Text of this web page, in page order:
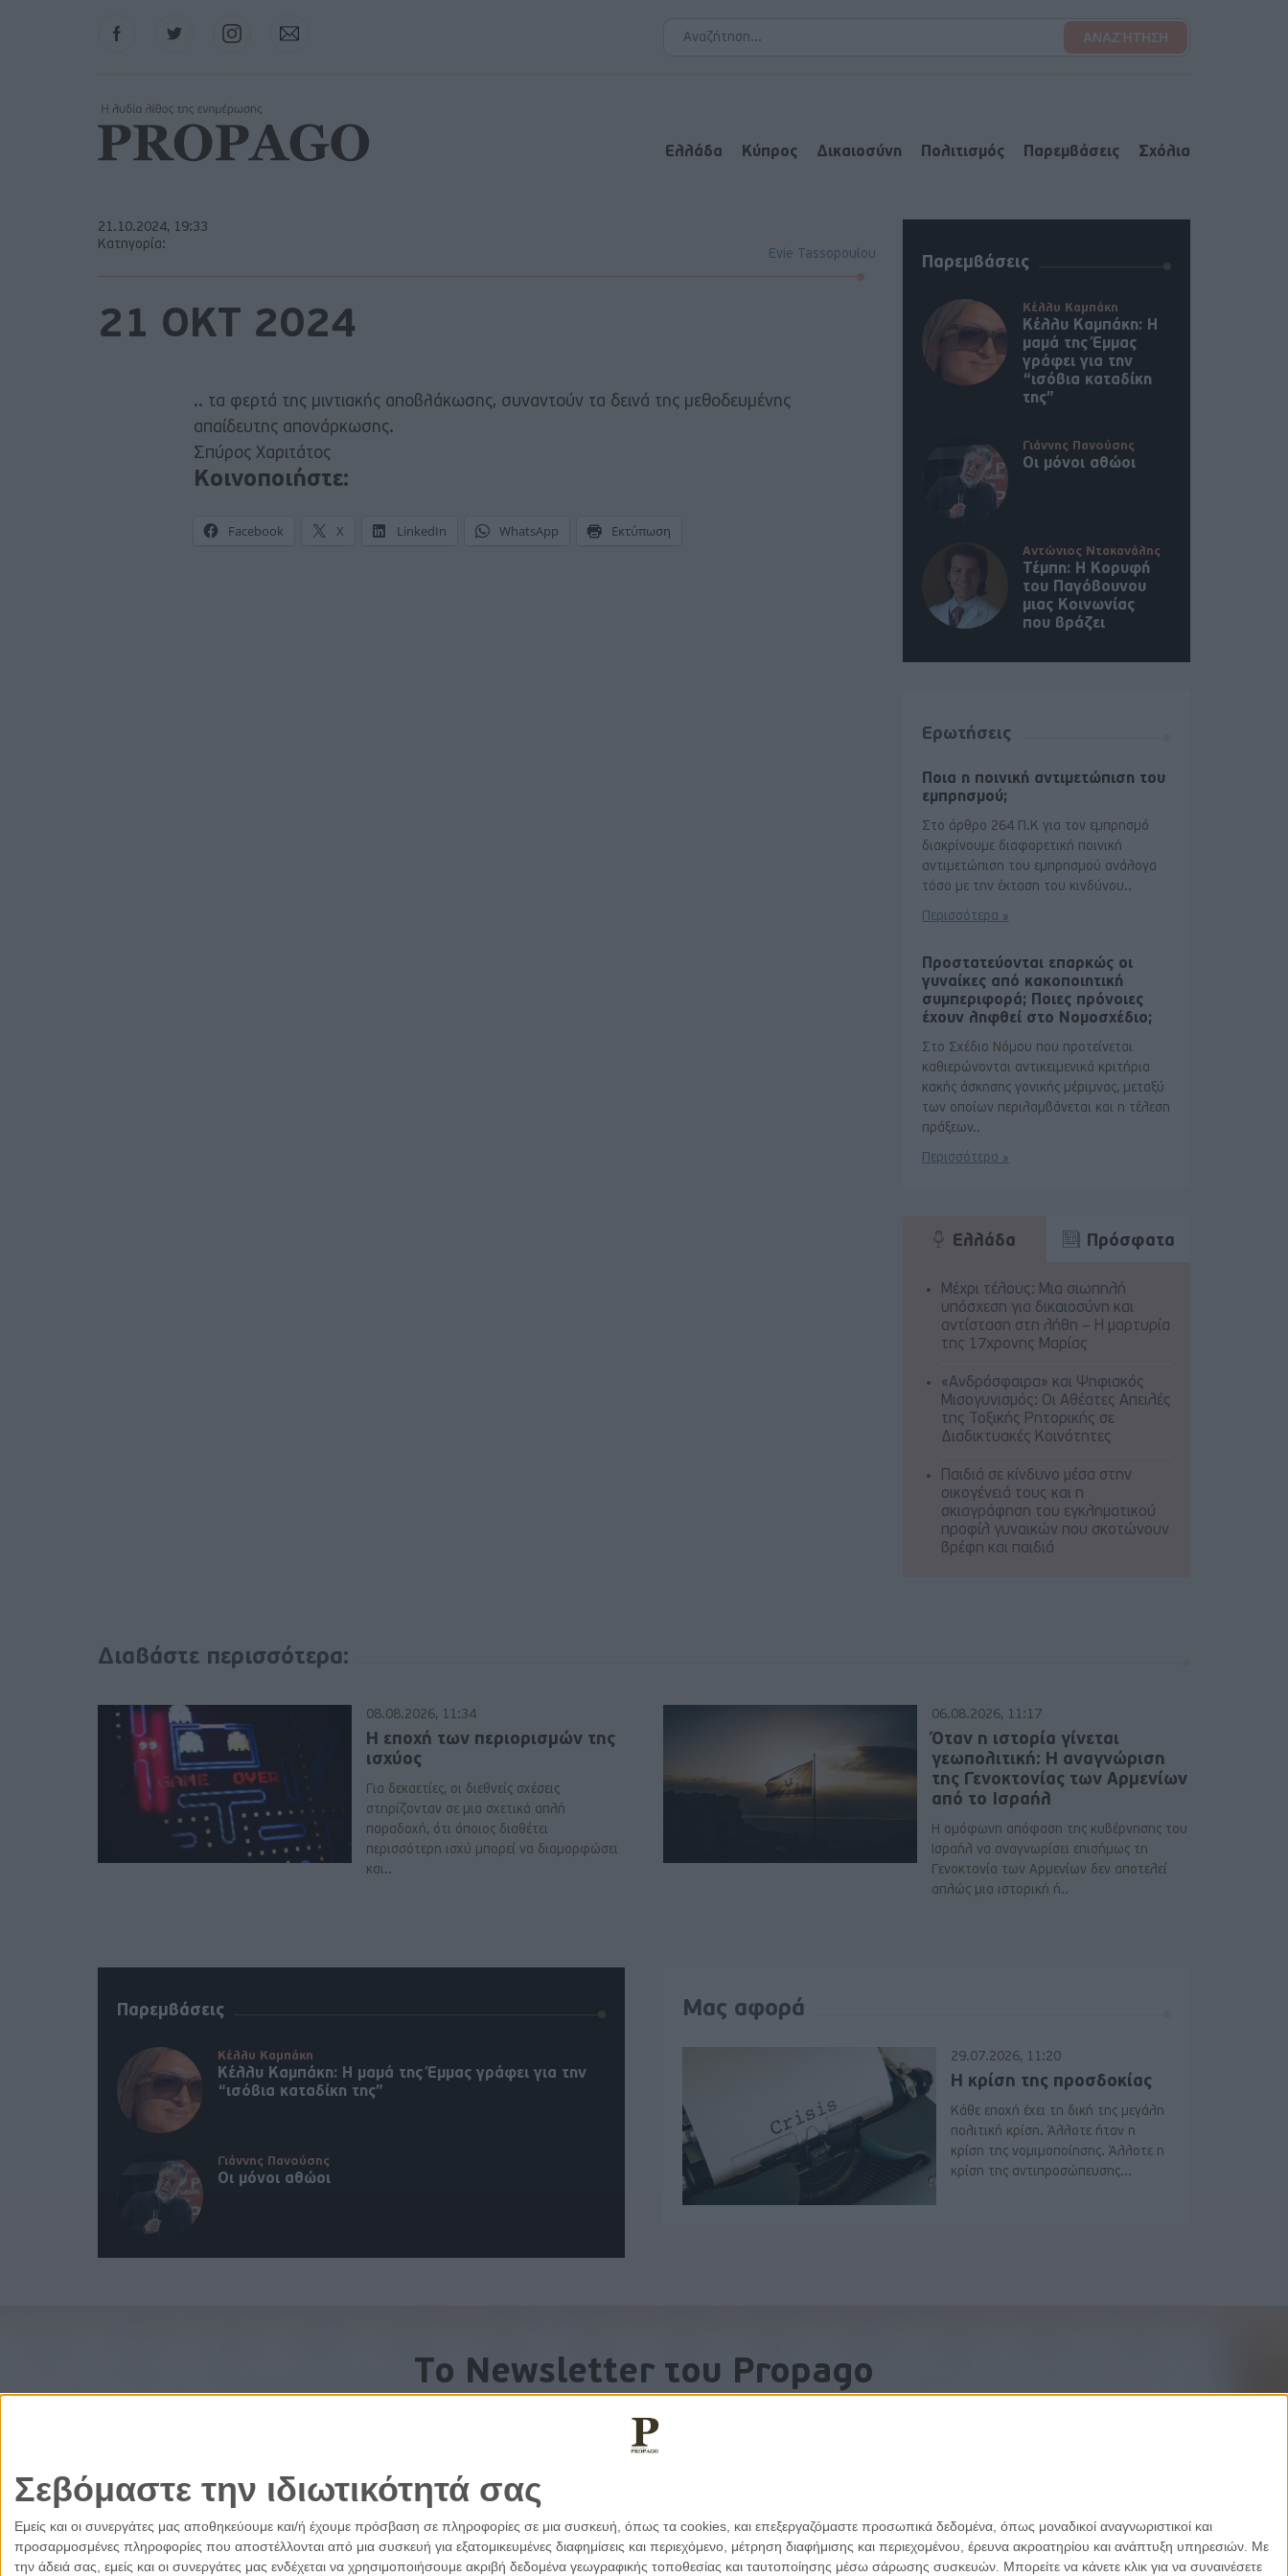
Σεβόμαστε την ιδιωτικότητά σας
Εμείς και οι συνεργάτες μας αποθηκεύουμε και/ή έχουμε πρόσβαση σε πληροφορίες σε μια συσκευή, όπως τα cookies, και επεξεργαζόμαστε προσωπικά δεδομένα, όπως μοναδικοί αναγνωριστικοί και
προσαρμοσμένες πληροφορίες που αποστέλλονται από μια συσκευή για εξατομικευμένες διαφημίσεις και περιεχόμενο, μέτρηση διαφήμισης και περιεχομένου, έρευνα ακροατηρίου και ανάπτυξη υπηρεσιών. Με
την άδειά σας, εμείς και οι συνεργάτες μας ενδέχεται να χρησιμοποιήσουμε ακριβή δεδομένα γεωγραφικής τοποθεσίας και ταυτοποίησης μέσω σάρωσης συσκευών. Μπορείτε να κάνετε κλικ για να συναινέσετε
FacebookTwitter InstagramContact
Ελλάδα Κύπρος Δικαιοσύνη Πολιτισμός Παρεμβάσεις Σχόλια
21.10.2024, 19:33
Κατηγορία:
Evie Tassopoulou
21 ΟΚΤ 2024
.. τα φερτά της μιντιακής αποβλάκωσης, συναντούν τα δεινά της μεθοδευμένης
απαίδευτης απονάρκωσης.
Σπύρος Χαριτάτος
Κοινοποιήστε:
Facebook X LinkedIn WhatsApp Εκτύπωση
Παρεμβάσεις
Κέλλυ Καμπάκη
Κέλλυ Καμπάκη: Η
μαμά της Έμμας
γράφει για την
“ισόβια καταδίκη
της”
Γιάννης Πανούσης
Οι μόνοι αθώοι
Αντώνιος Ντακανάλης
Τέμπη: Η Κορυφή
του Παγόβουνου
μιας Κοινωνίας
που βράζει
Ερωτήσεις
Ποια η ποινική αντιμετώπιση του
εμπρησμού;
Στο άρθρο 264 Π.Κ για τον εμπρησμό
διακρίνουμε διαφορετική ποινική
αντιμετώπιση του εμπρησμού ανάλογα
τόσο με την έκταση του κινδύνου..
Περισσότερα »
Προστατεύονται επαρκώς οι
γυναίκες από κακοποιητική
συμπεριφορά; Ποιες πρόνοιες
έχουν ληφθεί στο Νομοσχέδιο;
Στο Σχέδιο Νόμου που προτείνεται
καθιερώνονται αντικειμενικά κριτήρια
κακής άσκησης γονικής μέριμνας, μεταξύ
των οποίων περιλαμβάνεται και η τέλεση
πράξεων..
Περισσότερα »
Ελλάδα Πρόσφατα
Μέχρι τέλους: Μια σιωπηλή
υπόσχεση για δικαιοσύνη και
αντίσταση στη λήθη – Η μαρτυρία
της 17χρονης Μαρίας
«Ανδρόσφαιρα» και Ψηφιακός
Μισογυνισμός: Οι Αθέατες Απειλές
της Τοξικής Ρητορικής σε
Διαδικτυακές Κοινότητες
Παιδιά σε κίνδυνο μέσα στην
οικογένειά τους και η
σκιαγράφηση του εγκληματικού
προφίλ γυναικών που σκοτώνουν
βρέφη και παιδιά
Διαβάστε περισσότερα:
08.08.2026, 11:34
Η εποχή των περιορισμών της
ισχύος
Για δεκαετίες, οι διεθνείς σχέσεις
στηρίζονταν σε μια σχετικά απλή
παραδοχή, ότι όποιος διαθέτει
περισσότερη ισχύ μπορεί να διαμορφώσει
και..
06.08.2026, 11:17
Όταν η ιστορία γίνεται
γεωπολιτική: Η αναγνώριση
της Γενοκτονίας των Αρμενίων
από το Ισραήλ
Η ομόφωνη απόφαση της κυβέρνησης του
Ισραήλ να αναγνωρίσει επισήμως τη
Γενοκτονία των Αρμενίων δεν αποτελεί
απλώς μια ιστορική ή..
Παρεμβάσεις
Κέλλυ Καμπάκη
Κέλλυ Καμπάκη: Η μαμά της Έμμας γράφει για την
“ισόβια καταδίκη της”
Γιάννης Πανούσης
Οι μόνοι αθώοι
Μας αφορά
29.07.2026, 11:20
Η κρίση της προσδοκίας
Κάθε εποχή έχει τη δική της μεγάλη
πολιτική κρίση. Άλλοτε ήταν η
κρίση της νομιμοποίησης. Άλλοτε η
κρίση της αντιπροσώπευσης...
To Newsletter του Propago
Λάβετε την ανάλυση της ημέρας στο email σας